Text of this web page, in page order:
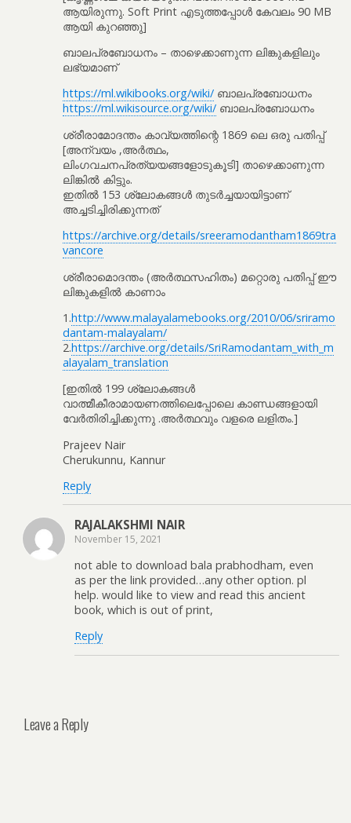
ആയിരുന്നു. Soft Print എടുത്തപ്പോൾ കേവലം 90 MB
ആയി കുറഞ്ഞു]
ബാലപ്രബോധനം – താഴെക്കാണുന്ന ലിങ്കുകളിലും
ലഭ്യമാണ്
https://ml.wikibooks.org/wiki/ ബാലപ്രബോധനം
https://ml.wikisource.org/wiki/ ബാലപ്രബോധനം
ശ്രീരാമോദന്തം കാവ്യത്തിന്റെ 1869 ലെ ഒരു പതിപ്പ്
[അന്വയം ,അർത്ഥം,
ലിംഗവചനപ്രത്യയങ്ങളോടുകൂടി] താഴെക്കാണുന്ന
ലിങ്കിൽ കിട്ടും.
ഇതിൽ 153 ശ്ലോകങ്ങൾ തുടർച്ചയായിട്ടാണ്
അച്ചടിച്ചിരിക്കുന്നത്
https://archive.org/details/sreeramodantham1869tra
vancore
ശ്രീരാമൊദന്തം (അർത്ഥസഹിതം) മറ്റൊരു പതിപ്പ് ഈ
ലിങ്കുകളിൽ കാണാം
1.http://www.malayalamebooks.org/2010/06/sriramo
dantam-malayalam/
2.https://archive.org/details/SriRamodantam_with_m
alayalam_translation
[ഇതിൽ 199 ശ്ലോകങ്ങൾ
വാത്മീകീരാമായണത്തിലെപ്പോലെ കാണ്ഡങ്ങളായി
വേർതിരിച്ചിക്കുന്നു .അർത്ഥവും വളരെ ലളിതം.]
Prajeev Nair
Cherukunnu, Kannur
Reply
RAJALAKSHMI NAIR
November 15, 2021
not able to download bala prabhodham, even
as per the link provided…any other option. pl
help. would like to view and read this ancient
book, which is out of print,
Reply
Leave a Reply